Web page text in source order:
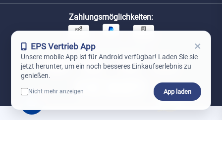
Zahlungsmöglichkeiten:
Unsere Versandpartner:
EPS Vertrieb App ×
Unsere mobile App ist für Android verfügbar! Laden Sie sie
jetzt herunter, um ein noch besseres Einkaufserlebnis zu
genießen.
Nicht mehr anzeigen App laden